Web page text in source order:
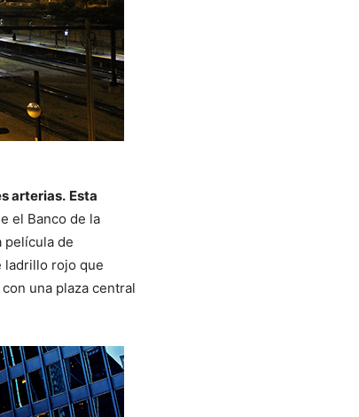
arterias. Esta
el Banco de la
película de
ladrillo rojo que
una plaza central